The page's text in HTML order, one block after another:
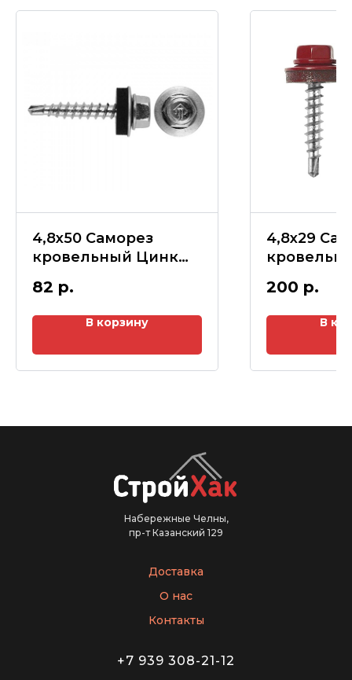
4,8х50 Саморез
кровельный Цинк
82 р.
В корзину
4,8х29
(50шт)
200 р.
В
Набережные Челны,
пр-т Казанский 129
Доставка
О нас
Контакты
+7 939 308-21-12